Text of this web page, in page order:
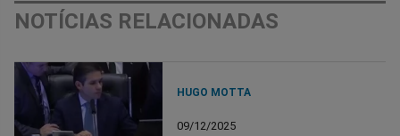
NOTÍCIAS RELACIONADAS
HUGO MOTTA
09/12/2025